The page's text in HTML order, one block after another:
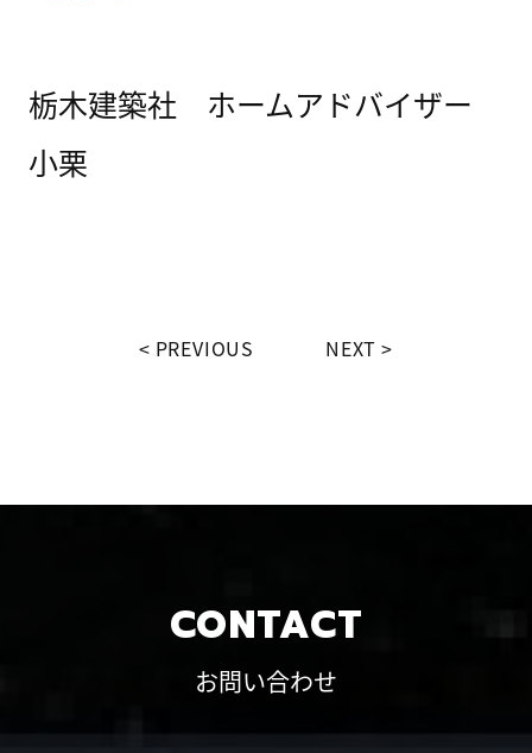
栃木建築社 ホームアドバイザー
小栗
PREVIOUS NEXT
CONTACT
お問い合わせ